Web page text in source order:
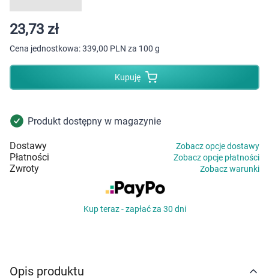
Higiena
Kosmetyki
Mężczyzna
Zdrowy styl życia
Zabawki
Marki
23,73 zł
Cena jednostkowa:339,00 PLN za 100 g
Kupuję
Produkt dostępny w magazynie
Dostawy Zobacz opcje dostawy
Płatności Zobacz opcje płatności
Zwroty Zobacz warunki
Kup teraz - zapłać za 30 dni
Opis produktu